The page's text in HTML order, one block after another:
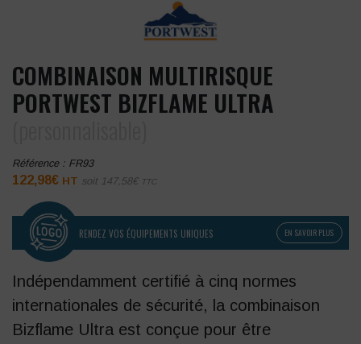
COMBINAISON MULTIRISQUE
PORTWEST BIZFLAME ULTRA
Référence : FR93
122,98€ HT soit 147,58€ TTC
RENDEZ VOS ÉQUIPEMENTS UNIQUES EN SAVOIR PLUS
Indépendamment certifié à cinq normes
internationales de sécurité, la combinaison
Bizflame Ultra est conçue pour être